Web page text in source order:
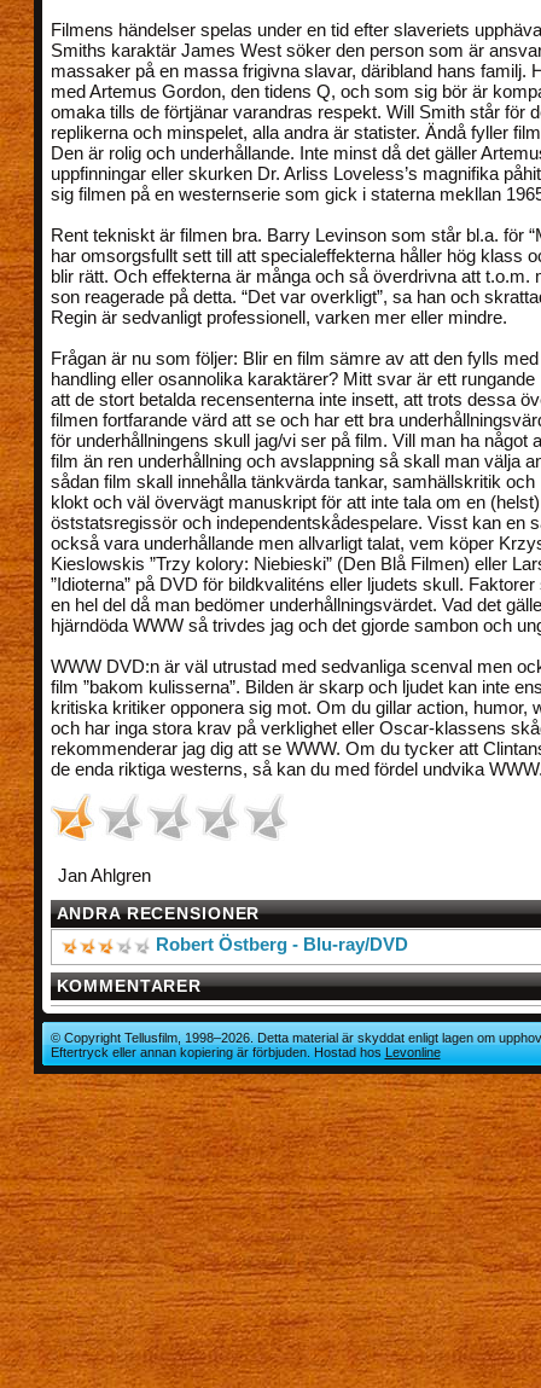
Filmens händelser spelas under en tid efter slaveriets
Smiths karaktär James West söker den person som är
massaker på en massa frigivna slavar, däribland hans familj.
med Artemus Gordon, den tidens Q, och som sig bör är
omaka tills de förtjänar varandras respekt. Will Smith står för
replikerna och minspelet, alla andra är statister. Ändå fyller
Den är rolig och underhållande. Inte minst då det gäller
uppfinningar eller skurken Dr. Arliss Loveless’s magnifika
sig filmen på en westernserie som gick i staterna mekllan
Rent tekniskt är filmen bra. Barry Levinson som står bl.a. för
har omsorgsfullt sett till att specialeffekterna håller hög klass
blir rätt. Och effekterna är många och så överdrivna att t.o.m.
son reagerade på detta. “Det var overkligt”, sa han och
Regin är sedvanligt professionell, varken mer eller mindre.
Frågan är nu som följer: Blir en film sämre av att den fylls
handling eller osannolika karaktärer? Mitt svar är ett
att de stort betalda recensenterna inte insett, att trots dessa
filmen fortfarande värd att se och har ett bra
för underhållningens skull jag/vi ser på film. Vill man ha något
film än ren underhållning och avslappning så skall man välja
sådan film skall innehålla tänkvärda tankar, samhällskritik och
klokt och väl övervägt manuskript för att inte tala om en (helst)
öststatsregissör och independentskådespelare. Visst kan en
också vara underhållande men allvarligt talat, vem köper
Kieslowskis ”Trzy kolory: Niebieski” (Den Blå Filmen) eller
”Idioterna” på DVD för bildkvaliténs eller ljudets skull.
en hel del då man bedömer underhållningsvärdet. Vad det
hjärndöda WWW så trivdes jag och det gjorde sambon och
WWW DVD:n är väl utrustad med sedvanliga scenval men
film ”bakom kulisserna”. Bilden är skarp och ljudet kan inte
kritiska kritiker opponera sig mot. Om du gillar action, humor,
och har inga stora krav på verklighet eller Oscar-klassens
rekommenderar jag dig att se WWW. Om du tycker att
de enda riktiga westerns, så kan du med fördel undvika
Jan Ahlgren
ANDRA RECENSIONER
Robert Östberg - Blu-ray/DVD
KOMMENTARER
© Copyright Tellusfilm, 1998–2026. Detta material är skyddat enligt lagen om
Eftertryck eller annan kopiering är förbjuden. Hostad hosLevonline